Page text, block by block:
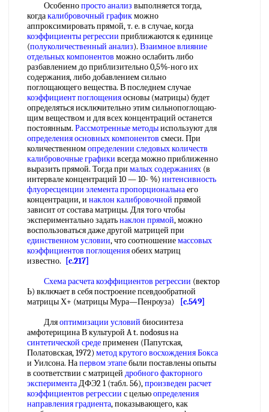
Особеннопросто анализ выполняется тогда,
когдакалибровочный графикможно
аппроксимировать прямой, т. е. в случае, когда
коэффициенты регрессии приближаются к единице
(полуколичественный анализ). Взаимное влияние
отдельных компонентов можно ослабить либо
разбавлением до приблизительно 0,5%-ного их
содержания, либо добавлением сильно
поглощающего вещества. В последнем случае
коэффициент поглощенияосновы (матрицы) будет
определяться исключительно этим сильнопоглощаю-
щим веществом и для всех концентраций останется
постоянным. Рассмотренные методыиспользуют для
определения основных компонентов смеси. При
количественномопределении следовых количеств
калибровочные графики всегда можно приближенно
выразить прямой. Тогда при малых содержаниях (в
интервале концентраций 10 — 10- %) интенсивность
флуоресценции элемента пропорциональнаего
концентрации, и наклон калибровочной прямой
зависит от состава матрицы. Для того чтобы
экспериментально задатьнаклон прямой, можно
воспользоваться даже другой матрицей при
единственном условии, что соотношениемассовых
коэффициентов поглощенияобеих матриц
известно.
[c.217]
Схема расчетакоэффициентов регрессии (вектор
Ь) включает в себя построение псевдообратной
матрицы Х+ (матрицы Мура—Пенроуза)
[c.549]
Дляоптимизации условий биосинтеза
амфотерицина В культурой A t. nodosus на
синтетической средеприменен (Папутская,
Полатовская, 1972) метод крутого восхождения Бокса
и Уилсона. Напервом этапебыли поставлены опыты
в соответствии с матрицей дробного факторного
экспериментаДФЭ2 1 (табл. 56),произведен расчет
коэффициентов регрессии с цельюопределения
направления градиента, показывающего, как